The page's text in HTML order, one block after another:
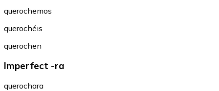
querochemos
querochéis
querochen
Imperfect -ra
querochara